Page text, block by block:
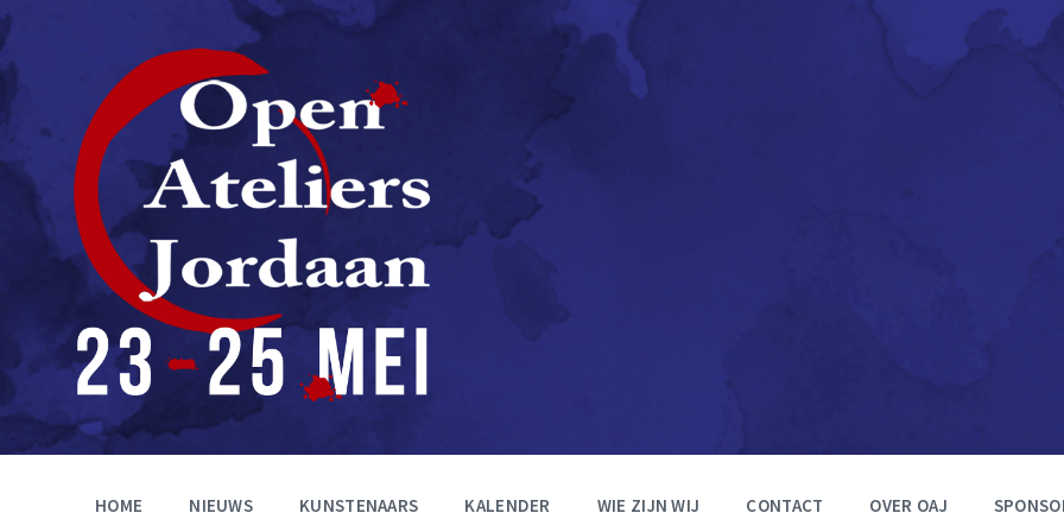
HOME NIEUWS KUNSTENAARS KALENDER WIE ZIJN WIJ CONTACT OVER OAJ